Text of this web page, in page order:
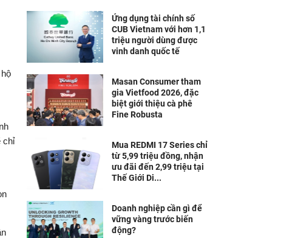
chỉ
Ứng dụng tài chính số
CUB Vietnam với hơn 1,1
triệu người dùng được
vinh danh quốc tế
Masan Consumer tham
gia Vietfood 2026, đặc
biệt giới thiệu cà phê
Fine Robusta
Mua REDMI 17 Series chỉ
từ 5,99 triệu đồng, nhận
ưu đãi đến 2,99 triệu tại
Thế Giới Di...
Doanh nghiệp cần gì để
vững vàng trước biến
động?